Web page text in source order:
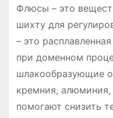
Флюсы – это
шихту для
– это
при доменном
шлакообразующие
кремния,
помогают снизить